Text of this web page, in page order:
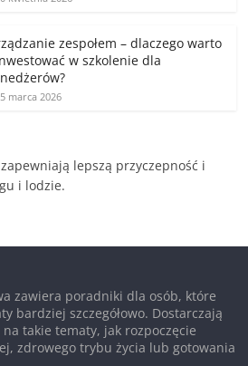
zespołem – dlaczego warto
w szkolenie dla
marca 2026
zapewniają lepszą przyczepność i
i lodzie.
zawiera poradniki dla osób, które
bardziej szczegółowo. Dostarczają
takie tematy, jak rozpoczęcie
zdrowego trybu życia lub gotowania